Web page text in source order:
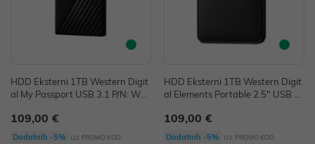
HDD Eksterni 1TB Western Digit
al My Passport USB 3.1 P/N: WD
109,00 €
Dodatnih -5% uz PROMO KOD
HDD Eksterni 1TB Western Digit
al Elements Portable 2.5" USB 3.
010BBK
109,00 €
Dodatnih -5% uz PROMO KOD